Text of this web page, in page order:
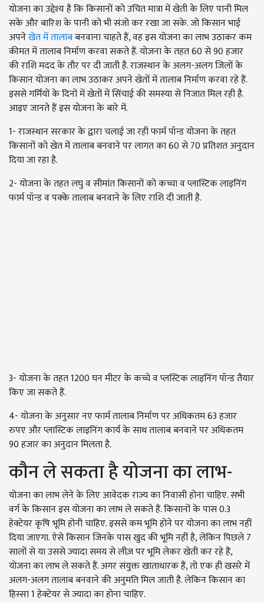
योजना का उद्देश्य है कि किसानों को उचित मात्रा में खेती के लिए पानी मिल
सके और बारिश के पानी को भी संजो कर रखा जा सके. जो किसान भाई
अपनेखेत में तालाबबनवाना चाहते हैं, वह इस योजना का लाभ उठाकर कम
कीमत में तालाब निर्माण करवा सकते हैं. योजना के तहत 60 से 90 हजार
की राशि मदद के तौर पर दी जाती है. राजस्थान के अलग-अलग जिलों के
किसान योजना का लाभ उठाकर अपने खेतों में तालाब निर्माण करवा रहे हैं.
इससे गर्मियों के दिनों में खेतों में सिंचाई की समस्या से निजात मिल रही है.
आइए जानते हैं इस योजना के बारे में.
1- राजस्थान सरकार के द्वारा चलाई जा रही फार्म पॉन्ड योजना के तहत
किसानों को खेत में तालाब बनवाने पर लागत का 60 से 70 प्रतिशत अनुदान
दिया जा रहा है.
2- योजना के तहत लघु व सीमांत किसानों को कच्चा व प्लास्टिक लाइनिंग
फार्म पॉन्ड व पक्के तालाब बनवाने के लिए राशि दी जाती है.
3- योजना के तहत 1200 घन मीटर के कच्चे व प्लस्टिक लाइनिंग पॉन्ड तैयार
किए जा सकते हैं.
4- योजना के अनुसार नए फार्म तालाब निर्माण पर अधिकतम 63 हजार
रुपए और प्लास्टिक लाइनिंग कार्य के साथ तालाब बनवाने पर अधिकतम
90 हजार का अनुदान मिलता है.
कौन ले सकता है योजना का लाभ-
योजना का लाभ लेने के लिए आवेदक राज्य का निवासी होना चाहिए. सभी
वर्ग के किसान इस योजना का लाभ ले सकते हैं. किसानों के पास 0.3
हेक्टेयर कृषि भूमि होनी चाहिए. इससे कम भूमि होने पर योजना का लाभ नहीं
दिया जाएगा. ऐसे किसान जिनके पास खुद की भूमि नहीं है, लेकिन पिछले 7
सालों से या उससे ज्यादा समय से लीज़ पर भूमि लेकर खेती कर रहे हैं,
योजना का लाभ ले सकते हैं. अगर संयुक्त खाताधारक हैं, तो एक ही खसरे में
अलग-अलग तालाब बनवाने की अनुमति मिल जाती है. लेकिन किसान का
हिस्सा 1 हेक्टेयर से ज्यादा का होना चाहिए.